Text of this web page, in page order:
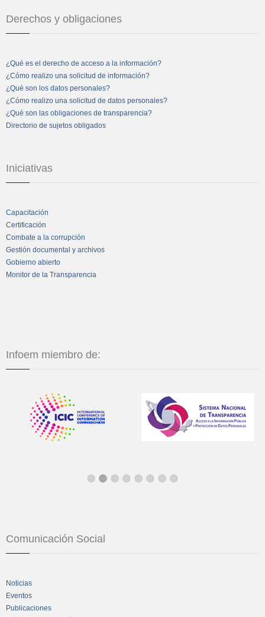
Derechos y obligaciones
¿Qué es el derecho de acceso a la información?
¿Cómo realizo una solicitud de información?
¿Qué son los datos personales?
¿Cómo realizo una solicitud de datos personales?
¿Qué son las obligaciones de transparencia?
Directorio de sujetos obligados
Iniciativas
Capacitación
Certificación
Combate a la corrupción
Gestión documental y archivos
Gobierno abierto
Monitor de la Transparencia
Infoem miembro de:
Comunicación Social
Noticias
Eventos
Publicaciones